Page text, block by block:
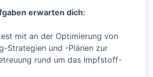
erwarten dich:
mit an der Optimierung von
Strategien und -Plänen zur
rund um das Impfstoff-